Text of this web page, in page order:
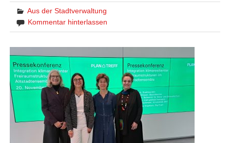
Aus der Stadtverwaltung
Kommentar hinterlassen